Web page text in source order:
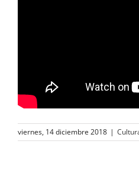
viernes, 14 diciembre 2018 |